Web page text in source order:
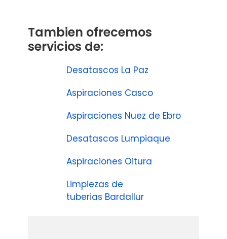
Tambien ofrecemos
servicios de:
Desatascos La Paz
Aspiraciones Casco
Aspiraciones Nuez de Ebro
Desatascos Lumpiaque
Aspiraciones Oitura
Limpiezas de
tuberias Bardallur